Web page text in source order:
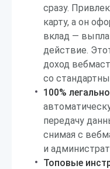
сразу.
карту, а он
вклад —
действие.
доход
со
100%
передачу
снимая с
и
Топовые